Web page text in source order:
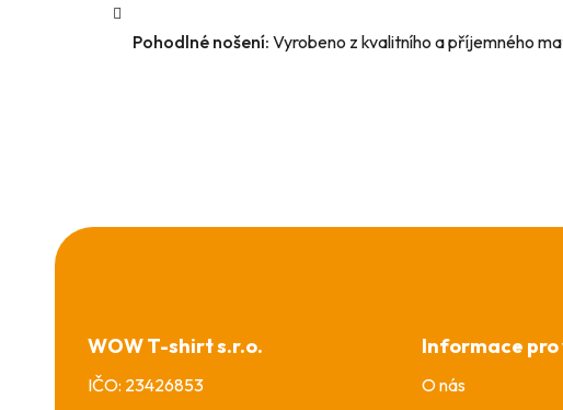
Pohodlné nošení: Vyrobeno z kvalitního a příjemného
Z
WOW T-shirt s.r.o.
IČO: 23426853
Informace pro
O nás